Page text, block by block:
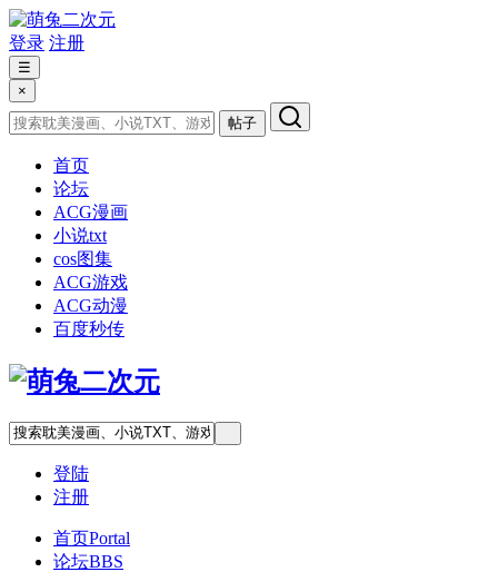
登录 注册
☰
×
帖子
首页
论坛
ACG漫画
小说txt
cos图集
ACG游戏
ACG动漫
百度秒传
登陆
注册
首页Portal
论坛BBS